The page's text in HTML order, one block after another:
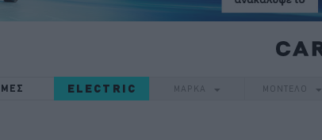
ELECTRIC ΜΑΡΚΑ ΜΟΝΤΕΛΟ